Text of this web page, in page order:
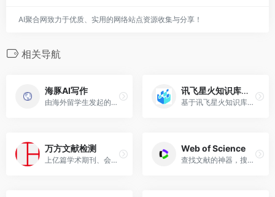
AI聚合网致力于优质、实用的网络站点资源收集与分享！
相关导航
海豚AI写作
由海外留学生发起的AI写作平台，提供高效的科研智能写作辅助功能和服务
讯飞星火知识库文档问答
基于讯飞星火知识库方案，高效检索文档信息，准确回答专业问题。提供Al分析、阅读、问答工具，让大模型助你高效了解文档内容。
万方文献检测
上亿篇学术期刊、会议论文、学位论文、专利数据、报纸数据、标准数据、英文资源，覆盖国内核心期刊、主要会议、学科以及优秀报纸，千万级具有学术价值的网络资源
Web of Science
查找文献的神器，搜索功能齐全，数据和文献也比较多，建议大家好好利用！